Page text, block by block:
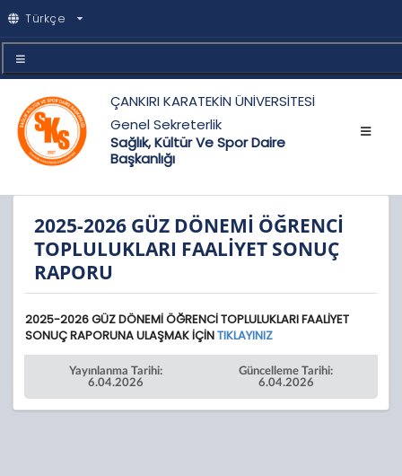
Türkçe
ÇANKIRI KARATEKİN ÜNİVERSİTESİ
Genel Sekreterlik
Sağlık, Kültür Ve Spor Daire
Başkanlığı
2025-2026 GÜZ DÖNEMİ ÖĞRENCİ
TOPLULUKLARI FAALİYET SONUÇ
RAPORU
2025-2026 GÜZ DÖNEMİ ÖĞRENCİ TOPLULUKLARI FAALİYET
SONUÇ RAPORUNA ULAŞMAK İÇİNTIKLAYINIZ
Yayınlanma Tarihi:
6.04.2026
Güncelleme Tarihi:
6.04.2026